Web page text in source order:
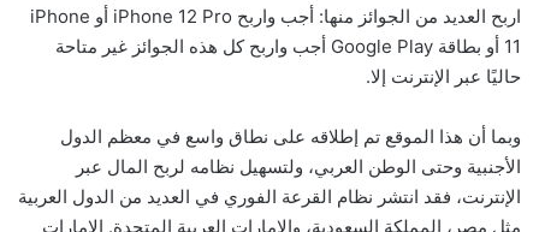
اربح العديد من الجوائز منها: أجب واربح iPhone 12 Pro أو iPhone
11 أو بطاقة Google Play أجب واربح كل هذه الجوائز غير متاحة
حاليًا عبر الإنترنت إلا.
وبما أن هذا الموقع تم إطلاقه على نطاق واسع في معظم الدول
الأجنبية وحتى الوطن العربي، ولتسهيل نظامه لربح المال عبر
الإنترنت، فقد انتشر نظام القرعة الفوري في العديد من الدول العربية
مثل مصر، المملكة السعودية، والإمارات العربية المتحدة. الإمارات